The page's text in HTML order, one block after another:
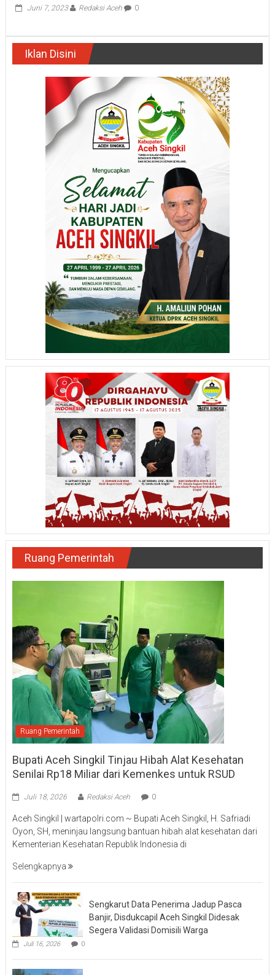
Juni 7, 2023 Redaksi Aceh 0
Iklan Disini
Ruang Pemerintah
Ruang Pemerintah
Bupati Aceh Singkil Tinjau Hibah Alat Kesehatan
Senilai Rp18 Miliar dari Kemenkes untuk RSUD
Juli 18, 2026 Redaksi Aceh 0
Aceh Singkil | wartapolri.com ~ Bupati Aceh Singkil, H. Safriadi
Oyon, SH, meninjau langsung bantuan hibah alat kesehatan dari
Kementerian Kesehatan Republik Indonesia di
Selengkapnya
Sengkarut Data Penerima Jadup Pasca
Banjir, Disdukcapil Aceh Singkil Didesak
Segera Validasi Domisili Warga
Juli 16, 2026 0